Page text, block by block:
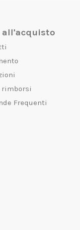
all'acquisto
rimborsi
Frequenti